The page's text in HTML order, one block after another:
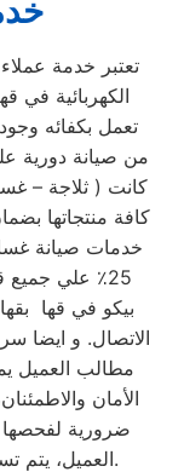
تعتبر خدمة
الكهربائية في
تعمل بكفائه
من صيانة دورية
كانت ( ثلاجة –
خدمات صيانة
25٪ علي
بيكو في قها
الاتصال. و ايضا
مطالب العميل
الأمان
ضرورية لفحصها
العميل، يتم تسليمه بأفضل حالاته لإرضاء العميل العزيز.